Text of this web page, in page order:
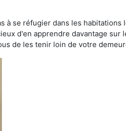
à se réfugier dans les habitations
d'en apprendre davantage sur
de les tenir loin de votre